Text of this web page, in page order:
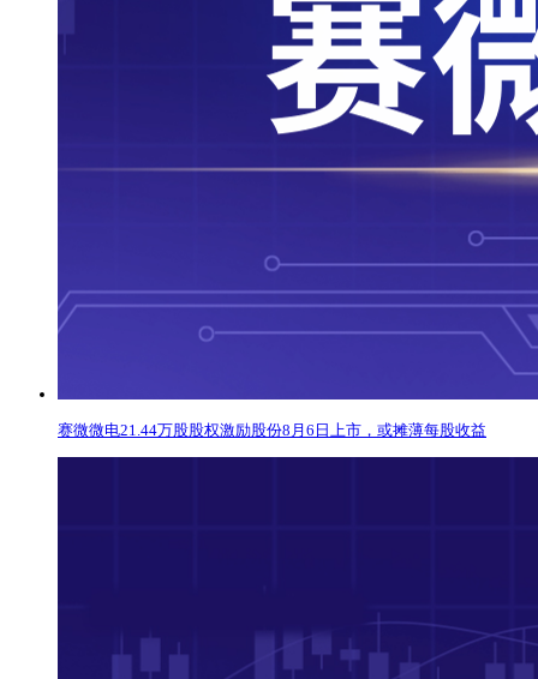
赛微微电21.44万股股权激励股份8月6日上市，或摊薄每股收益